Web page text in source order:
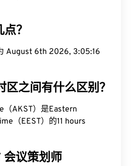
？
August 6th 2026, 3:05:17
区之间有什么区别？
（AKST）是Eastern
（EEST）的11 hours
会议策划师